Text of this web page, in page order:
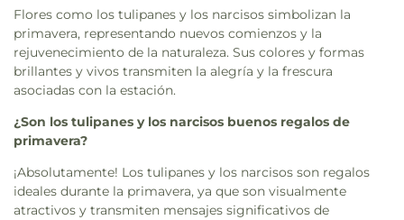
Flores como los tulipanes y los narcisos simbolizan la
primavera, representando nuevos comienzos y la
rejuvenecimiento de la naturaleza. Sus colores y formas
brillantes y vivos transmiten la alegría y la frescura
asociadas con la estación.
¿Son los tulipanes y los narcisos buenos regalos de
primavera?
¡Absolutamente! Los tulipanes y los narcisos son regalos
ideales durante la primavera, ya que son visualmente
atractivos y transmiten mensajes significativos de